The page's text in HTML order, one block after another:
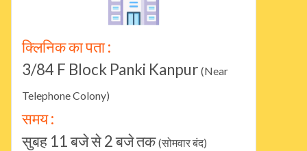
क्लिनिक का पता :
3/84 F Block Panki Kanpur (Near
Telephone Colony)
समय :
सुबह 11 बजे से 2 बजे तक(सोमवार बंद)